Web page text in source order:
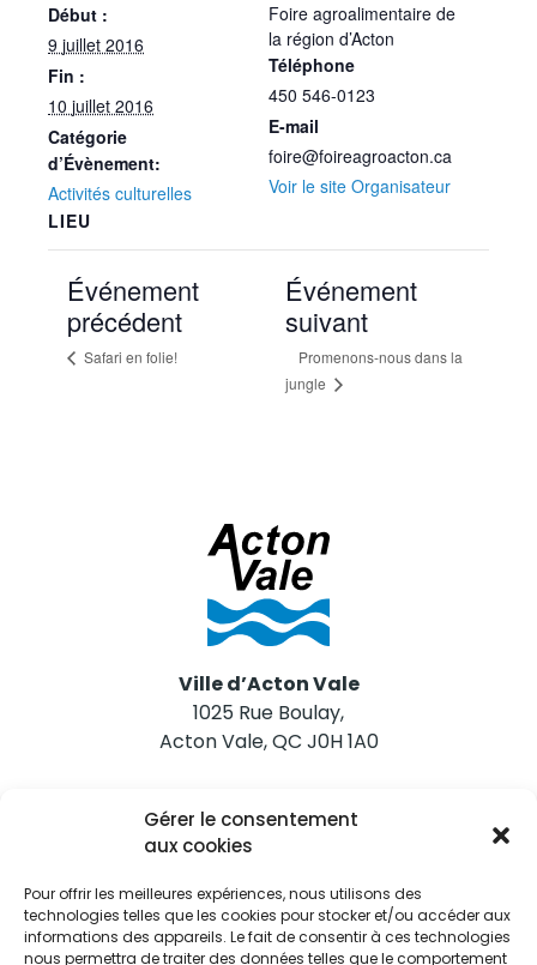
Gérer le consentement
aux cookies
Pour offrir les meilleures expériences, nous utilisons des
technologies telles que les cookies pour stocker et/ou accéder aux
informations des appareils. Le fait de consentir à ces technologies
nous permettra de traiter des données telles que le comportement
Début :
9 juillet 2016
Fin :
10 juillet 2016
Catégorie
d’Évènement:
Activités culturelles
LIEU
Foire agroalimentaire de
la région d’Acton
Téléphone
450 546-0123
E-mail
foire@foireagroacton.ca
Voir le site Organisateur
Événement
précédent
Safari en folie!
Événement
suivant
Promenons-nous dans la
jungle
Ville d’Acton Vale
1025 Rue Boulay,
Acton Vale, QC J0H 1A0
Nous joindre
Tél. 450 546-2703